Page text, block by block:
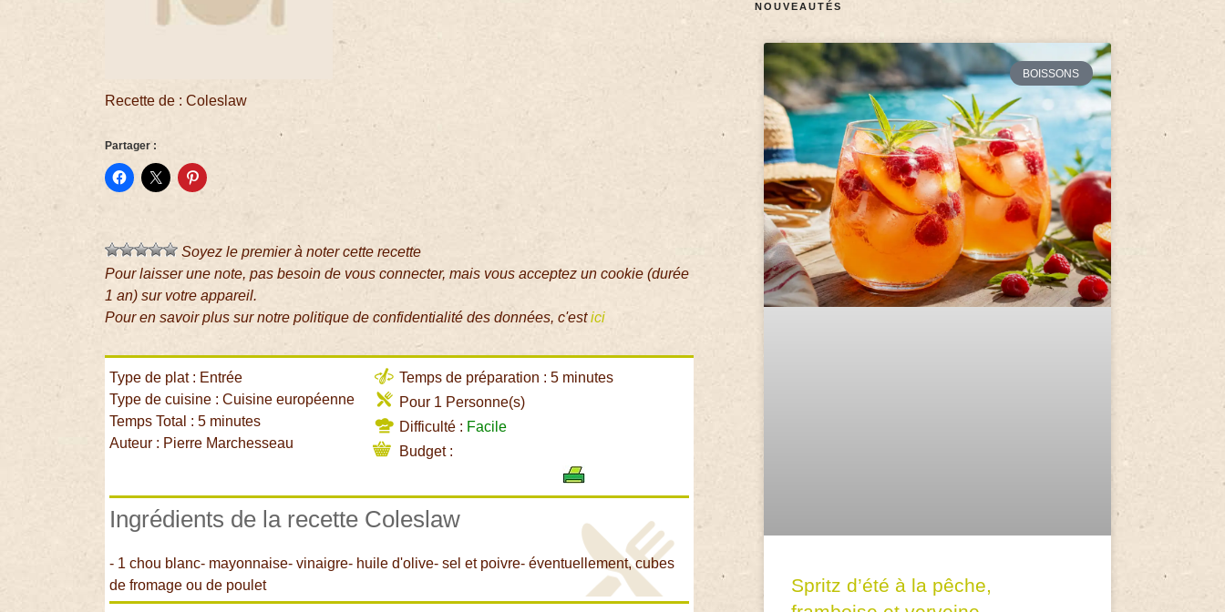
Recette de : Coleslaw
Partager :
Soyez le premier à noter cette recette
Pour laisser une note, pas besoin de vous connecter, mais vous acceptez un cookie (durée
1 an) sur votre appareil.
Pour en savoir plus sur notre politique de confidentialité des données, c'estici
Type de plat : Entrée
Type de cuisine : Cuisine européenne
Temps Total : 5 minutes
Auteur : Pierre Marchesseau
Temps de préparation : 5 minutes
Pour 1 Personne(s)
Difficulté : Facile
Budget :
Ingrédients de la recette Coleslaw
- 1 chou blanc- mayonnaise- vinaigre- huile d'olive- sel et poivre- éventuellement, cubes
de fromage ou de poulet
NOUVEAUTÉS
BOISSONS
Spritz d’été à la pêche,